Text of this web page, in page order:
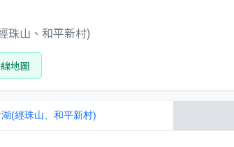
珠山、和平新村)
地圖
湖(經珠山、和平新村)